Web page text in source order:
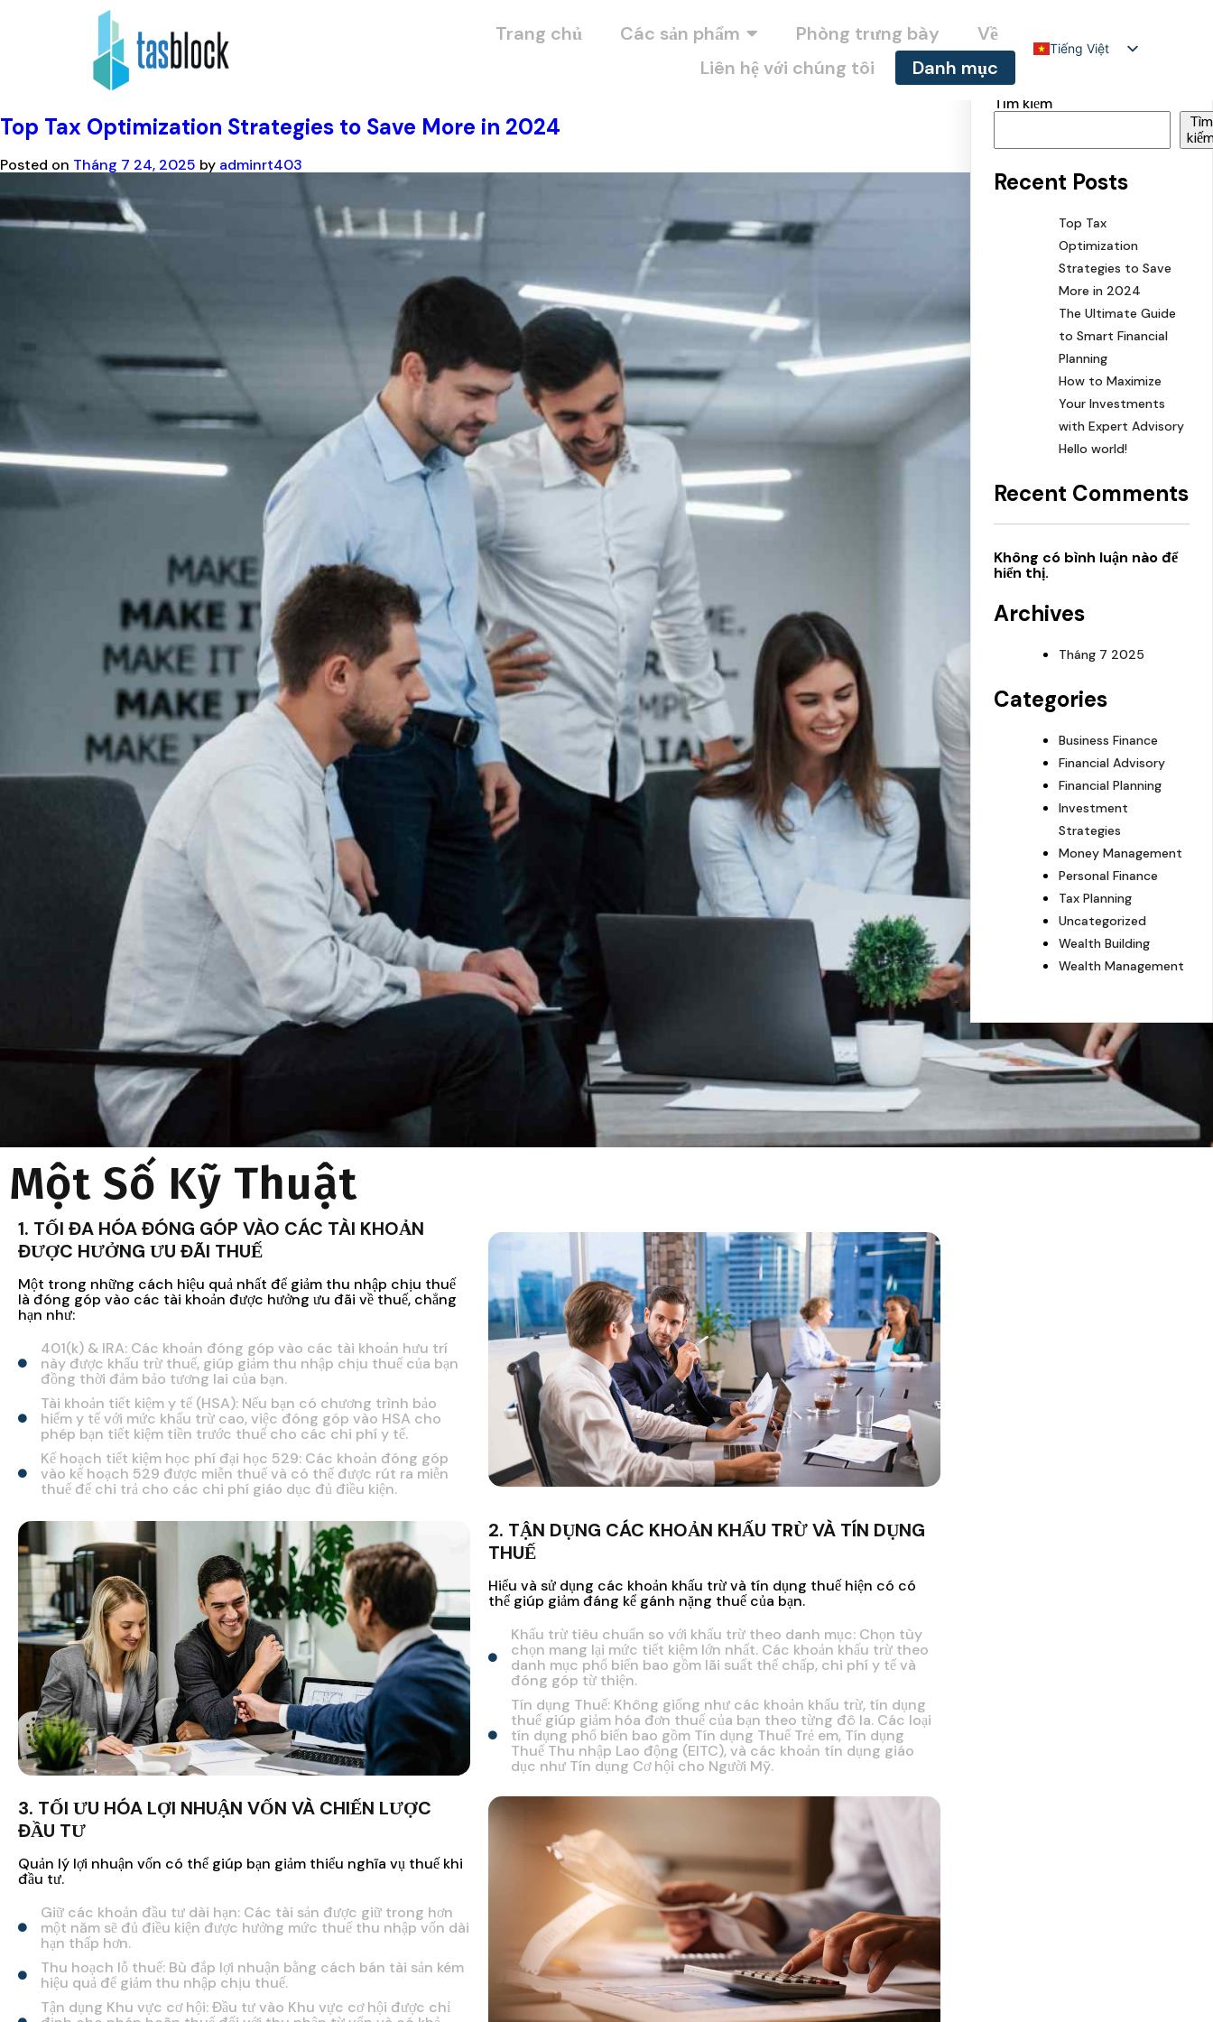
Trang chủ Các sản phẩm Phòng trưng bày
Về
Liên hệ với chúng tôi
Danh mục
Tiếng Việt
Danh mục:Personal Finance
Top Tax Optimization Strategies to Save More in 2024
Posted on Tháng 7 24, 2025 by adminrt403
Một Số Kỹ Thuật
1. TỐI ĐA HÓA ĐÓNG GÓP VÀO CÁC TÀI KHOẢN
ĐƯỢC HƯỞNG ƯU ĐÃI THUẾ
Một trong những cách hiệu quả nhất để giảm thu nhập chịu thuế
là đóng góp vào các tài khoản được hưởng ưu đãi về thuế, chẳng
hạn như:
401(k) & IRA: Các khoản đóng góp vào các tài khoản hưu trí
này được khấu trừ thuế, giúp giảm thu nhập chịu thuế của bạn
đồng thời đảm bảo tương lai của bạn.
Tài khoản tiết kiệm y tế (HSA): Nếu bạn có chương trình bảo
hiểm y tế với mức khấu trừ cao, việc đóng góp vào HSA cho
phép bạn tiết kiệm tiền trước thuế cho các chi phí y tế.
Kế hoạch tiết kiệm học phí đại học 529: Các khoản đóng góp
vào kế hoạch 529 được miễn thuế và có thể được rút ra miễn
thuế để chi trả cho các chi phí giáo dục đủ điều kiện.
2. TẬN DỤNG CÁC KHOẢN KHẤU TRỪ VÀ TÍN DỤNG
THUẾ
Hiểu và sử dụng các khoản khấu trừ và tín dụng thuế hiện có có
thể giúp giảm đáng kể gánh nặng thuế của bạn.
Khấu trừ tiêu chuẩn so với khấu trừ theo danh mục: Chọn tùy
chọn mang lại mức tiết kiệm lớn nhất. Các khoản khấu trừ theo
danh mục phổ biến bao gồm lãi suất thế chấp, chi phí y tế và
đóng góp từ thiện.
Tín dụng Thuế: Không giống như các khoản khấu trừ, tín dụng
thuế giúp giảm hóa đơn thuế của bạn theo từng đô la. Các loại
tín dụng phổ biến bao gồm Tín dụng Thuế Trẻ em, Tín dụng
Thuế Thu nhập Lao động (EITC), và các khoản tín dụng giáo
dục như Tín dụng Cơ hội cho Người Mỹ.
3. TỐI ƯU HÓA LỢI NHUẬN VỐN VÀ CHIẾN LƯỢC
ĐẦU TƯ
Quản lý lợi nhuận vốn có thể giúp bạn giảm thiểu nghĩa vụ thuế khi
đầu tư.
Giữ các khoản đầu tư dài hạn: Các tài sản được giữ trong hơn
một năm sẽ đủ điều kiện được hưởng mức thuế thu nhập vốn dài
hạn thấp hơn.
Thu hoạch lỗ thuế: Bù đắp lợi nhuận bằng cách bán tài sản kém
hiệu quả để giảm thu nhập chịu thuế.
Tận dụng Khu vực cơ hội: Đầu tư vào Khu vực cơ hội được chỉ
Tìm kiếm
Tìm
Recent Posts
Top Tax
Optimization
Strategies to Save
More in 2024
The Ultimate Guide
to Smart Financial
Planning
How to Maximize
Your Investments
with Expert Advisory
Hello world!
Recent Comments
Không có bình luận nào để
hiển thị.
Archives
Tháng 7 2025
Categories
Business Finance
Financial Advisory
Financial Planning
Investment
Strategies
Money Management
Personal Finance
Tax Planning
Uncategorized
Wealth Building
Wealth Management